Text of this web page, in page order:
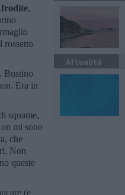
,
rossetto
Bustino
Era in
squame,
mi sono
che
Non
queste
(e
Attualità